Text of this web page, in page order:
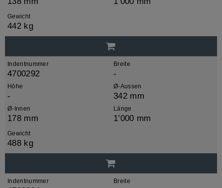
Gewicht
442 kg
Indentnummer
4700292
Breite
-
Höhe
-
Ø-Aussen
342 mm
Ø-Innen
178 mm
Länge
1’000 mm
Gewicht
488 kg
Indentnummer Breite